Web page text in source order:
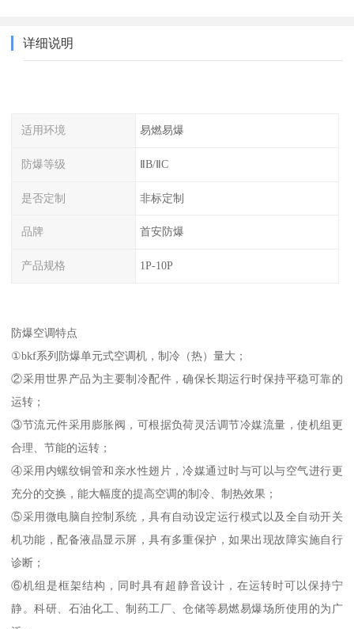
详细说明
适用环境 易燃易爆
防爆等级 ⅡB/ⅡC
是否定制 非标定制
品牌 首安防爆
产品规格 1P-10P
防爆空调特点
①bkf系列防爆单元式空调机，制冷（热）量大；
②采用世界产品为主要制冷配件，确保长期运行时保持平稳可靠的
运转；
③节流元件采用膨胀阀，可根据负荷灵活调节冷媒流量，使机组更
合理、节能的运转；
④采用内螺纹铜管和亲水性翅片，冷媒通过时与可以与空气进行更
充分的交换，能大幅度的提高空调的制冷、制热效果；
⑤采用微电脑自控制系统，具有自动设定运行模式以及全自动开关
机功能，配备液晶显示屏，具有多重保护，如果出现故障实施自行
诊断；
⑥机组是框架结构，同时具有超静音设计，在运转时可以保持宁
静。科研、石油化工、制药工厂、仓储等易燃易爆场所使用的为广